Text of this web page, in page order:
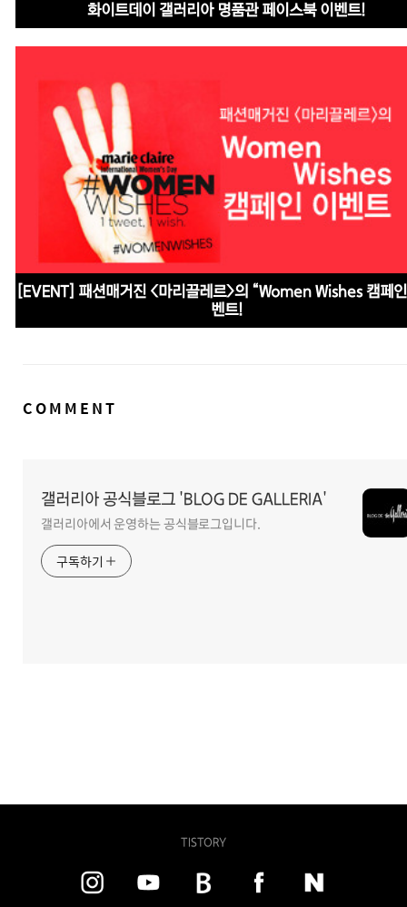
화이트데이 갤러리아 명품관 페이스북 이벤트!
[EVENT] 패션매거진 <마리끌레르>의 “Women Wishes 캠페
벤트!
댓
COMMENT
갤러리아 공식블로그 'BLOG DE GALLERIA'
갤러리아에서 운영하는 공식블로그입니다.
구독하기
TISTORY